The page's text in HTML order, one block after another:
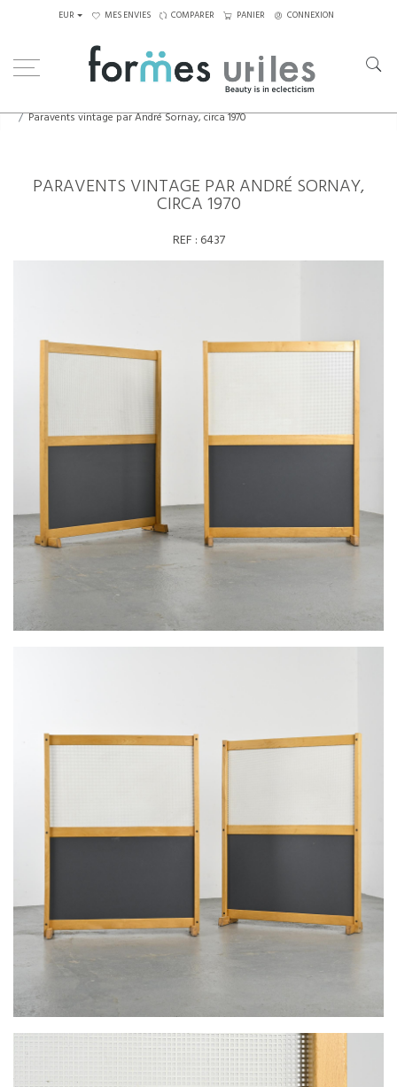
EUR MES ENVIES COMPARER PANIER CONNEXION
Paravents vintage par André Sornay, circa 1970
PARAVENTS VINTAGE PAR ANDRÉ SORNAY,
CIRCA 1970
REF : 6437